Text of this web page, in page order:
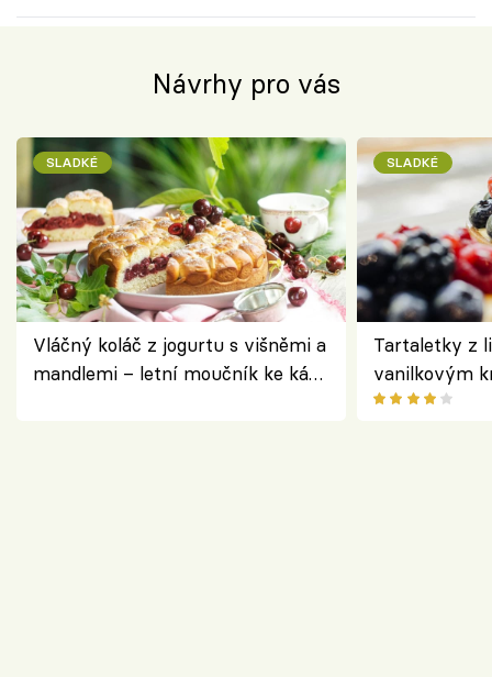
Návrhy pro vás
SLADKÉ
Vláčný koláč z jogurtu s višněmi a
mandlemi – letní moučník ke kávě
SLADKÉ
Tartaletky z
vanilkovým
ovocem